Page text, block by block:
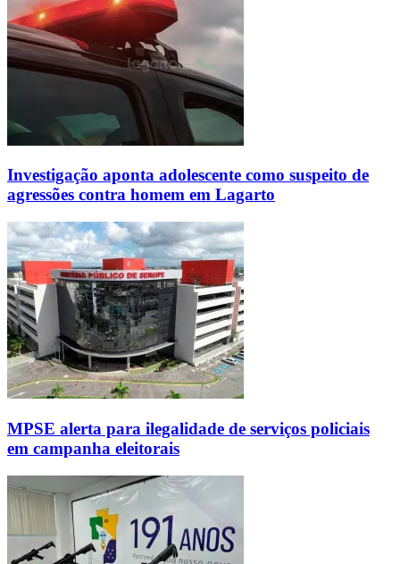
Investigação aponta adolescente como suspeito de
agressões contra homem em Lagarto
MPSE alerta para ilegalidade de serviços policiais
em campanha eleitorais